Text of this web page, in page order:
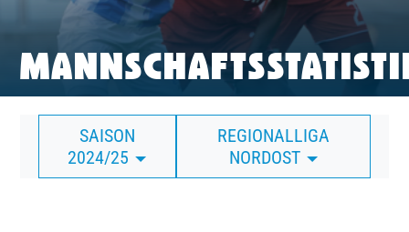
FRAUEN
CAMPUS
CLUB
CLUBMITGLIEDSCHAFT
BUSINESS
SAISON
2024/25
REGIONALLIGA
NORDOST